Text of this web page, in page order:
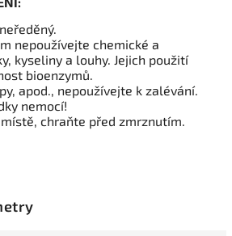
nepoužívejte chemické a
kyseliny a louhy. Jejich použití
bioenzymů.
apod., nepoužívejte k zalévání.
nemocí!
chraňte před zmrznutím.